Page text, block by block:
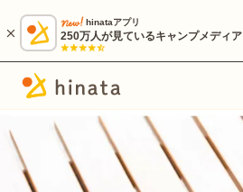
hinataアプリ
250万人が見ているキャンプメディア